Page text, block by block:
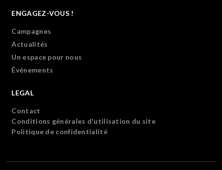
ENGAGEZ-VOUS !
Campagnes
Actualités
Un espace pour nous
Événements
LEGAL
Contact
Conditions générales d'utilisation du site
Politique de confidentialité